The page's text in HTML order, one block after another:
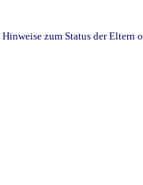
zum Status der Eltern